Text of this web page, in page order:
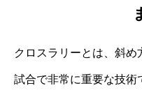
クロスラリーとは、斜め
試合で非常に重要な技術